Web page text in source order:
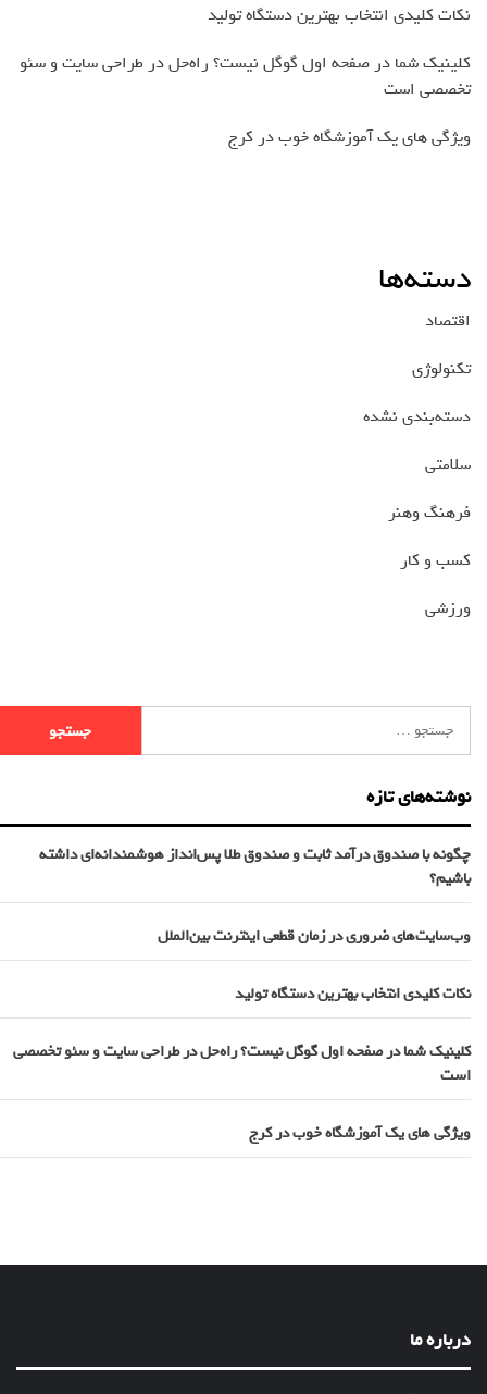
نکات کلیدی انتخاب بهترین دستگاه تولید
کلینیک شما در صفحه اول گوگل نیست؟ راه‌حل در طراحی سایت و سئو
تخصصی است
ویژگی های یک آموزشگاه خوب در کرج
دسته‌ها
اقتصاد
تکنولوژی
دسته‌بندی نشده
سلامتی
فرهنگ وهنر
کسب و کار
ورزشی
نوشته‌های تازه
چگونه با صندوق درآمد ثابت و صندوق طلا پس‌انداز هوشمندانه‌ای داشته
باشیم؟
وب‌سایت‌های ضروری در زمان قطعی اینترنت بین‌الملل
نکات کلیدی انتخاب بهترین دستگاه تولید
کلینیک شما در صفحه اول گوگل نیست؟ راه‌حل در طراحی سایت و سئو تخصصی
است
ویژگی های یک آموزشگاه خوب در کرج
درباره ما